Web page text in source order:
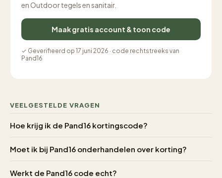
en Outdoor tegels en sanitair.
Maak gratis account & toon code
✓ Geverifieerd op 17 juni 2026 · code rechtstreeks van
Pand16
VEELGESTELDE VRAGEN
Hoe krijg ik de Pand16 kortingscode?
Moet ik bij Pand16 onderhandelen over korting?
Werkt de Pand16 code echt?